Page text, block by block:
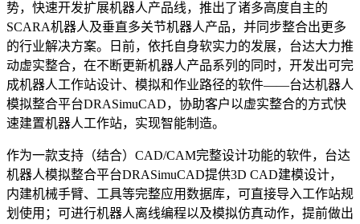
势，快速开发扩展机器人产品线，推出了诸多高度自主的
SCARA机器人及垂直多关节机器人产品，并同步整合出更多
的行业解决方案。日前，依托自身软实力的发展，台达大力推
动虚实整合，在不断更新机器人产品系列的同时，开发出可完
成机器人工作站设计、模拟和作业路径的软件——台达机器人
模拟整合平台DRASimuCAD，协助客户以虚实整合的方式快
速建置机器人工作站，实现智能制造。
作为一款支持（结合）CAD/CAM完整设计功能的软件，台达
机器人模拟整合平台DRASimuCAD提供3D CAD建模设计，
内建机械手臂、工具等完整应用数据库，可直接导入工作站规
划使用；可进行机器人离线编程以及模拟仿真动作，提前做出